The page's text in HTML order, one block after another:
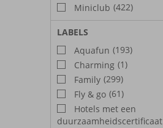
Miniclub (422)
LABELS
Aquafun (193)
Charming (1)
Family (299)
Fly & go (61)
Hotels met een
duurzaamheidscertificaat